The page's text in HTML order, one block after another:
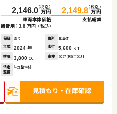
2,146.0（税込）
万円
車両本体価格
2,149.8（税込）
万円
支払総額
諸費用： 3.8 万円 （税込）
保証 あり 住所
北海道
年式
2024 年 走行 5,600 km
排気 3,800 cc 車検 2027(R9)年01月
法定
整備
法定整備付